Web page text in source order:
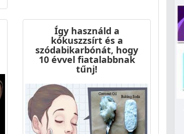
Így használd a
kókuszzsírt és a
szódabikarbónát, hogy
10 évvel fiatalabbnak
tűnj!